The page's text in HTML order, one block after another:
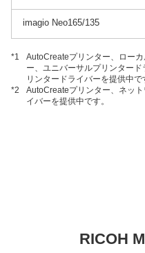
imagio Neo165/135
*1
AutoCreateプリンター、ロー
ー、ユニバーサルプリンター
リンタードライバーを提供中で
*2
AutoCreateプリンター、ネッ
イバーを提供中です。
RICOH